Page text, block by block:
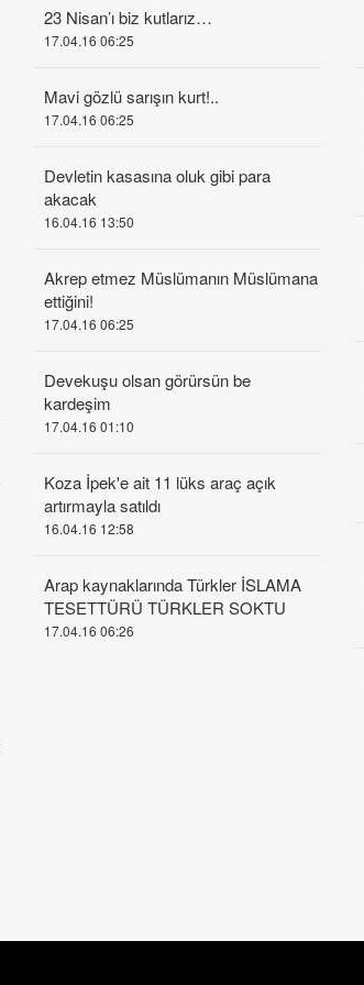
23 Nisan’ı biz kutlarız…
17.04.16 06:25
Mavi gözlü sarışın kurt!..
17.04.16 06:25
Devletin kasasına oluk gibi para
akacak
16.04.16 13:50
Akrep etmez Müslümanın Müslümana
ettiğini!
17.04.16 06:25
Devekuşu olsan görürsün be
kardeşim
17.04.16 01:10
Koza İpek'e ait 11 lüks araç açık
artırmayla satıldı
16.04.16 12:58
Arap kaynaklarında Türkler İSLAMA
TESETTÜRÜ TÜRKLER SOKTU
17.04.16 06:26